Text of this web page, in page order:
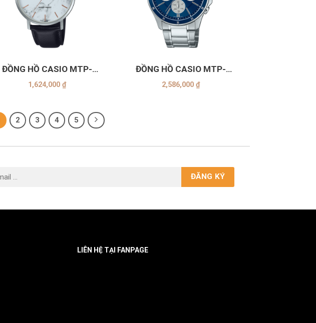
ĐỒNG HỒ CASIO MTP-
VT01LM-7AUDF
1,624,000 ₫
ĐỒNG HỒ CASIO MTP-
1374D-2A3VDF
2,586,000 ₫
2 3 4 5
LIÊN HỆ TẠI FANPAGE